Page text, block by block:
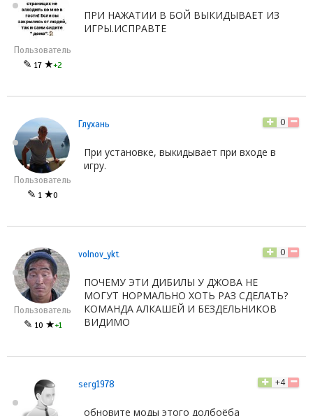
Пользователь
✎ 17 ★+2
ПРИ НАЖАТИИ В БОЙ ВЫКИДЫВАЕТ ИЗ
ИГРЫ.ИСПРАВТЕ
Пользователь
✎ 1 ★0
Глухань 0
При установке, выкидывает при входе в
игру.
Пользователь
✎ 10 ★+1
volnov_ykt 0
ПОЧЕМУ ЭТИ ДИБИЛЫ У ДЖОВА НЕ
МОГУТ НОРМАЛЬНО ХОТЬ РАЗ СДЕЛАТЬ?
КОМАНДА АЛКАШЕЙ И БЕЗДЕЛЬНИКОВ
ВИДИМО
serg1978 +4
обновите моды этого долбоёба